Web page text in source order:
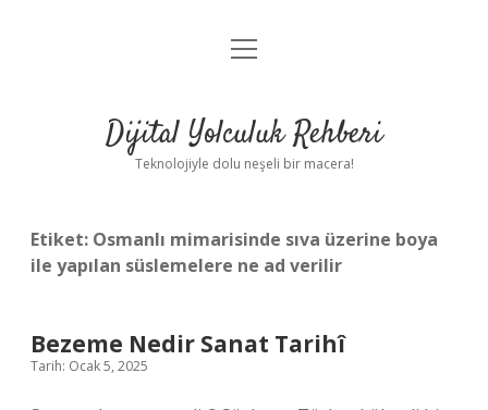
Anasayfa
Yasal Uyarı
menüyü
Dijital Yolculuk Rehberi
Teknolojiyle dolu neşeli bir macera!
Etiket: Osmanlı mimarisinde sıva üzerine boya
ile yapılan süslemelere ne ad verilir
Bezeme Nedir Sanat Tarihî
Tarih: Ocak 5, 2025